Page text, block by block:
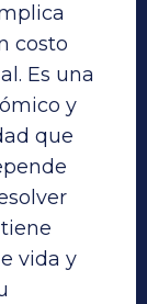
costo
Es una
y
que
vida y